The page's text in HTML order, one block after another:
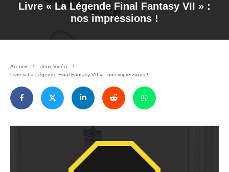
Livre « La Légende Final Fantasy VII » :
nos impressions !
Accueil
Jeux Vidéo
Livre « La Légende Final Fantasy VII » : nos impressions !